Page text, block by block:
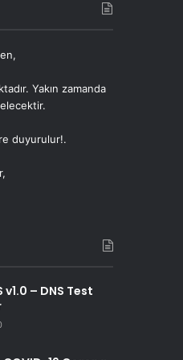
Yakın zamanda
duyurulur!.
v1.0 – DNS Test